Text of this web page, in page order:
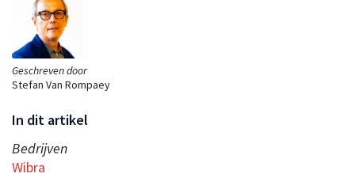
Geschreven door
Stefan Van Rompaey
In dit artikel
Bedrijven
Wibra